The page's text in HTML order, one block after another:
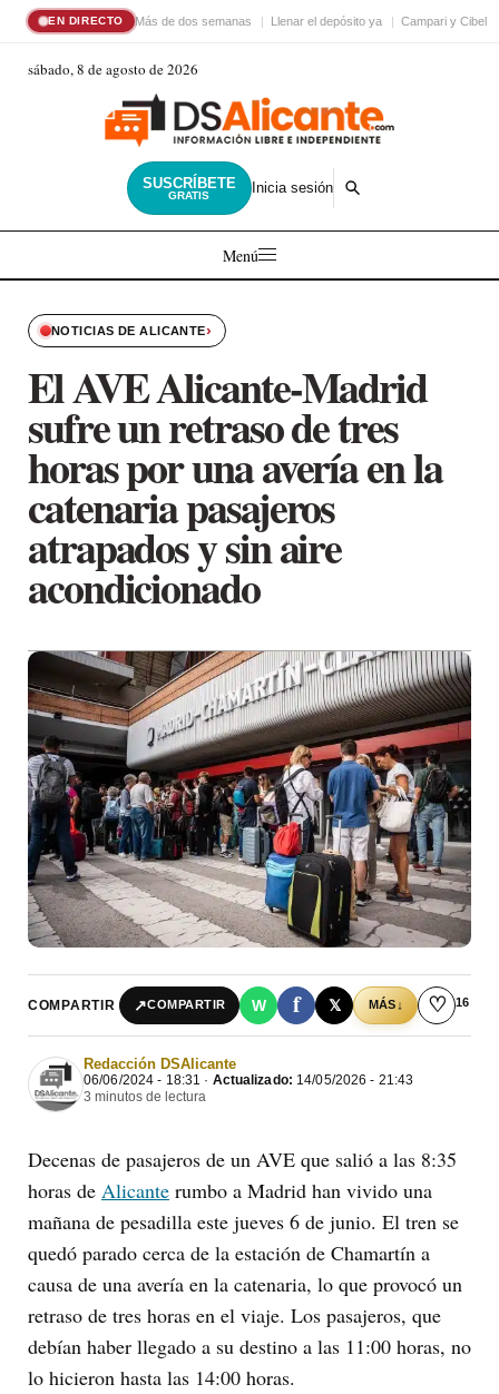
EN DIRECTO Más de dos semanas Llenar el depósito ya Campari y
sábado, 8 de agosto de 2026
SUSCRÍBETE
GRATIS Inicia sesión
Menú
NOTICIAS DE ALICANTE›
El AVE Alicante-Madrid
sufre un retraso de tres
horas por una avería en la
catenaria pasajeros
atrapados y sin aire
acondicionado
COMPARTIR ↗COMPARTIR W f 𝕏 MÁS↓ ♡ 16
Redacción DSAlicante
06/06/2024 - 18:31 · Actualizado: 14/05/2026 - 21:43
3 minutos de lectura
Decenas de pasajeros de un AVE que salió a las 8:35
horas de Alicante rumbo a Madrid han vivido una
mañana de pesadilla este jueves 6 de junio. El tren se
quedó parado cerca de la estación de Chamartín a
causa de una avería en la catenaria, lo que provocó un
retraso de tres horas en el viaje. Los pasajeros, que
debían haber llegado a su destino a las 11:00 horas, no
lo hicieron hasta las 14:00 horas.